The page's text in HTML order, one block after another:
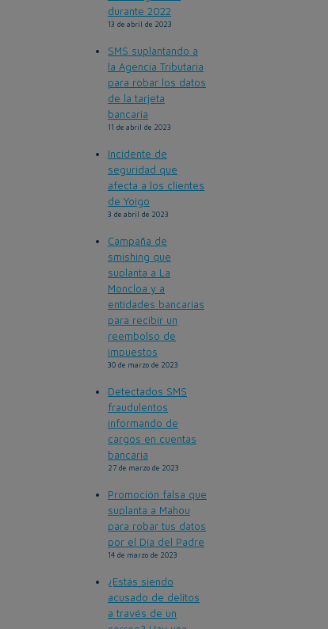
durante 2022
13 de abril de 2023
SMS suplantando a
la Agencia Tributaria
para robar los datos
de la tarjeta
bancaria
11 de abril de 2023
Incidente de
seguridad que
afecta a los clientes
de Yoigo
3 de abril de 2023
Campaña de
smishing que
suplanta a La
Moncloa y a
entidades bancarias
para recibir un
reembolso de
impuestos
30 de marzo de 2023
Detectados SMS
fraudulentos
informando de
cargos en cuentas
bancaria
27 de marzo de 2023
Promoción falsa que
suplanta a Mahou
para robar tus datos
por el Día del Padre
14 de marzo de 2023
¿Estás siendo
acusado de delitos
a través de un